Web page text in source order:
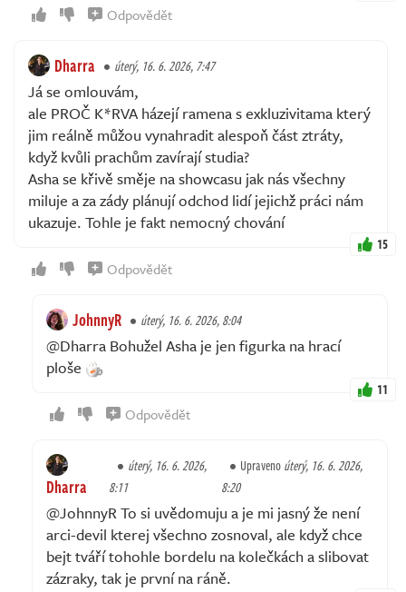
Odpovědět
Dharra úterý, 16. 6. 2026, 7:47
Já se omlouvám,
ale PROČ K*RVA házejí ramena s exkluzivitama který
jim reálně můžou vynahradit alespoň část ztráty,
když kvůli prachům zavírají studia?
Asha se křivě směje na showcasu jak nás všechny
miluje a za zády plánují odchod lidí jejichž práci nám
ukazuje. Tohle je fakt nemocný chování
15
Odpovědět
JohnnyR úterý, 16. 6. 2026, 8:04
@Dharra Bohužel Asha je jen figurka na hrací
ploše
11
Odpovědět
Dharra
úterý, 16. 6. 2026,
8:11
Upravenoúterý, 16. 6. 2026,
8:20
@JohnnyR To si uvědomuju a je mi jasný že není
arci-devil kterej všechno zosnoval, ale když chce
bejt tváří tohohle bordelu na kolečkách a slibovat
zázraky, tak je první na ráně.